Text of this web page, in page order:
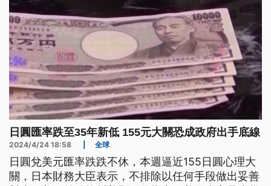
日圓匯率跌至35年新低 155元大關恐成政府出手底線
2024/4/24 18:58 全球
日圓兌美元匯率跌跌不休，本週逼近155日圓心理大
關，日本財務大臣表示，不排除以任何手段做出妥善